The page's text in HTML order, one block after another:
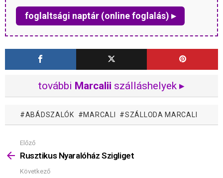
foglaltsági naptár (online foglalás) ▸
további Marcalii szálláshelyek ▸
ABÁDSZALÓK MARCALI SZÁLLODA MARCALI
Mutass
többet
Előző
Rusztikus Nyaralóház Szigliget
Következő